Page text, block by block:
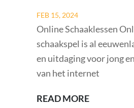
Posted
on
FEB 15, 2024
Online Schaaklessen
schaakspel is al
en uitdaging voor jong
van het internet
READ MORELEER